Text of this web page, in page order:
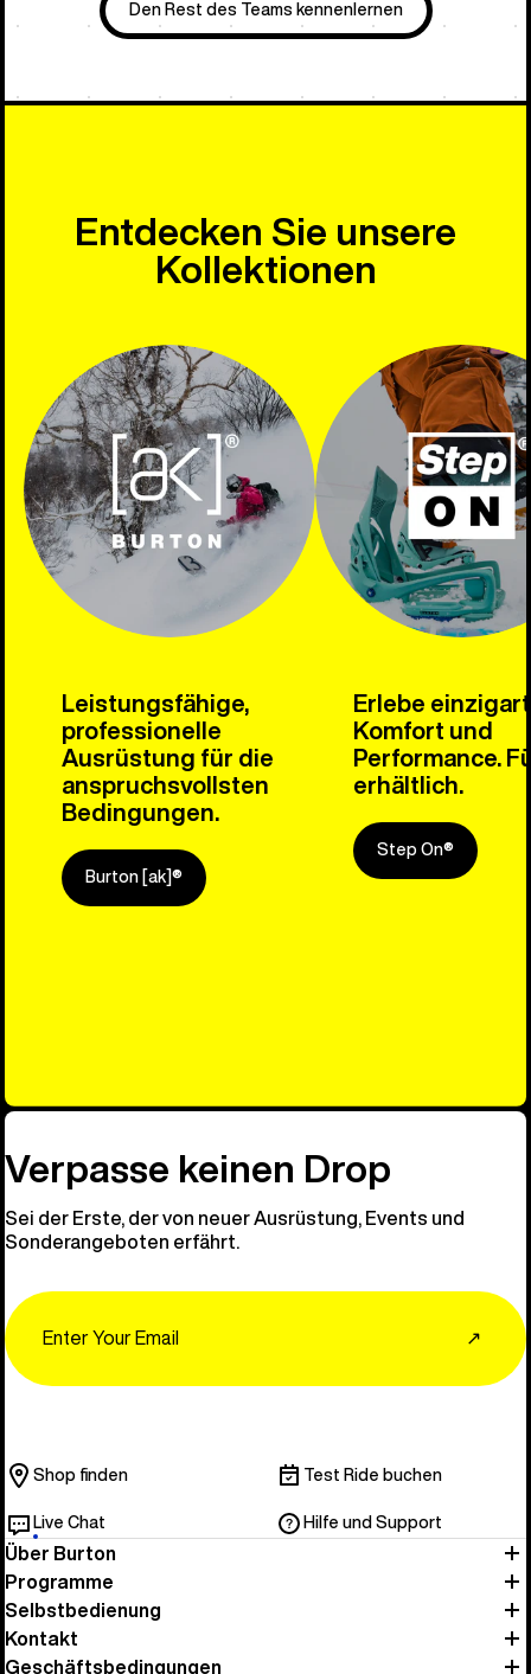
Den Rest des Teams kennenlernen
Entdecken Sie unsere
Kollektionen
Leistungsfähige,
professionelle
Ausrüstung für die
anspruchsvollsten
Bedingungen.
Burton [ak]®
Erlebe
Komfort und
Performance.
erhältlich.
Step On®
Verpasse keinen Drop
Sei der Erste, der von neuer Ausrüstung, Events und
Sonderangeboten erfährt.
↗
Shop finden Test Ride buchen
Live Chat Hilfe und Support
Über Burton
Programme
Selbstbedienung
Kontakt
Geschäftsbedingungen